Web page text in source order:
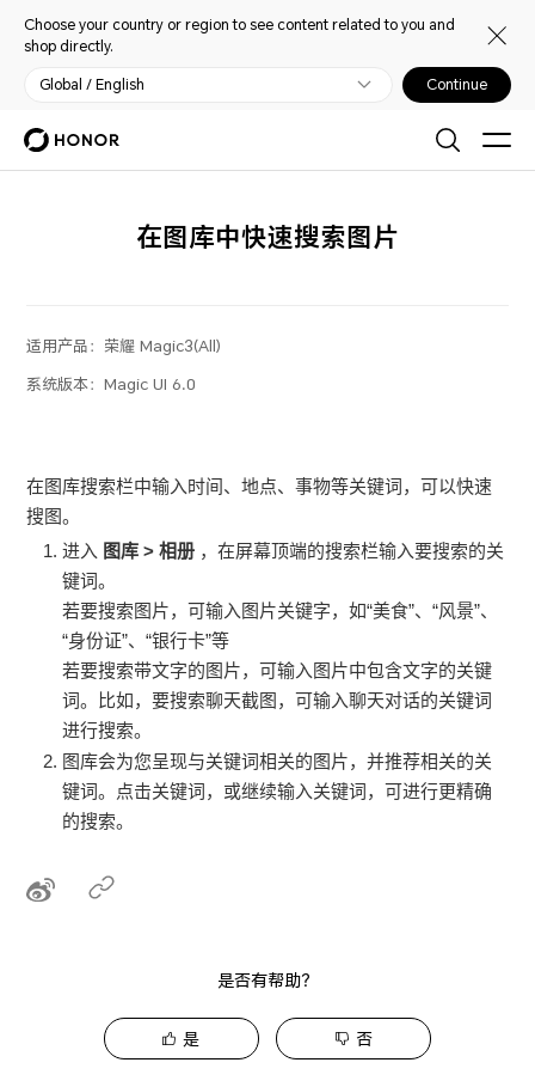
Choose your country or region to see content related to you and
shop directly.
Global / English Continue
在图库中快速搜索图片
适用产品： 荣耀 Magic3(All)
系统版本：Magic UI 6.0
在图库搜索栏中输入时间、地点、事物等关键词，可以快速
搜图。
进入 图库 >相册 ，在屏幕顶端的搜索栏输入要搜索的关
键词。
若要搜索图片，可输入图片关键字，如“美食”、“风景”、
“身份证”、“银行卡”等
若要搜索带文字的图片，可输入图片中包含文字的关键
词。比如，要搜索聊天截图，可输入聊天对话的关键词
进行搜索。
图库会为您呈现与关键词相关的图片，并推荐相关的关
键词。点击关键词，或继续输入关键词，可进行更精确
的搜索。
是否有帮助？
是 否